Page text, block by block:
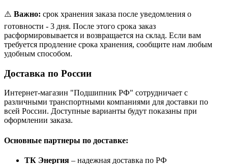
⚠️ Важно: срок хранения заказа после уведомления о
готовности - 3 дня. После этого срока заказ
расформировывается и возвращается на склад. Если вам
требуется продление срока хранения, сообщите нам любым
удобным способом.
Доставка по России
Интернет-магазин "Подшипник РФ" сотрудничает с
различными транспортными компаниями для доставки по
всей России. Доступные варианты будут показаны при
оформлении заказа.
Основные партнеры по доставке:
ТК Энергия – надежная доставка по РФ